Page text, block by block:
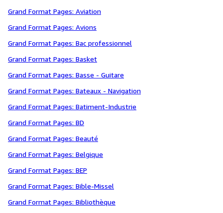
Grand Format Pages: Aviation
Grand Format Pages: Avions
Grand Format Pages: Bac professionnel
Grand Format Pages: Basket
Grand Format Pages: Basse - Guitare
Grand Format Pages: Bateaux - Navigation
Grand Format Pages: Batiment-Industrie
Grand Format Pages: BD
Grand Format Pages: Beauté
Grand Format Pages: Belgique
Grand Format Pages: BEP
Grand Format Pages: Bible-Missel
Grand Format Pages: Bibliothèque